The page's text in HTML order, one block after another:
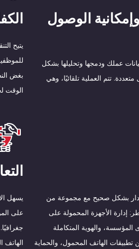
الوصول
عملك ودمجها وتحليلها بشكل
تتم العملية تلقائيًا، وهي
يتيح
بغض
الوقت
بشكل صحيح مع مجموعة من
إدارة الأجهزة المحمولة على
والهوية المتكاملة
الهاتف المحمول، والحماية
يسهل
على